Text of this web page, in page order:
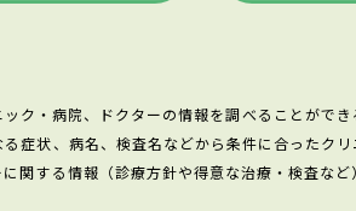
ク・病院、ドクターの情報を調べることができ
状、病名、検査名などから条件に合ったクリ
関する情報（診療方針や得意な治療・検査など